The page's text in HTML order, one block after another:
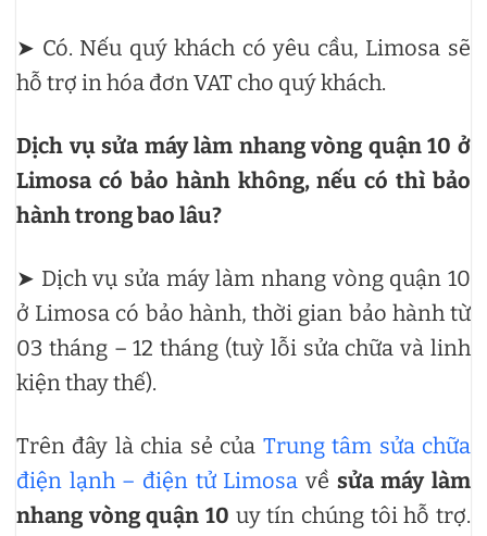
➤ Có. Nếu quý khách có yêu cầu, Limosa sẽ
hỗ trợ in hóa đơn VAT cho quý khách.
Dịch vụ sửa máy làm nhang vòng quận 10 ở
Limosa có bảo hành không, nếu có thì bảo
hành trong bao lâu?
➤ Dịch vụ sửa máy làm nhang vòng quận 10
ở Limosa có bảo hành, thời gian bảo hành từ
03 tháng – 12 tháng (tuỳ lỗi sửa chữa và linh
kiện thay thế).
Trên đây là chia sẻ của Trung tâm sửa chữa
điện lạnh – điện tử Limosa về sửa máy làm
nhang vòng quận 10 uy tín chúng tôi hỗ trợ.